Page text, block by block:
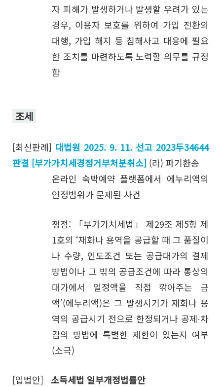
자 피해가 발생하거나 발생할 우려가 있는
경우, 이용자 보호를 위하여 가입 전환의
대행, 가입 해지 등 침해사고 대응에 필요
한 조치를 마련하도록 노력할 의무를 규정
함
조세
[최신판례] 대법원 2025. 9. 11. 선고 2023두34644
판결 [부가가치세경정거부처분취소] (라) 파기환송
온라인 숙박예약 플랫폼에서 에누리액의
인정범위가 문제된 사건
쟁점: 「부가가치세법」 제29조 제5항 제
1호의 ‘재화나 용역을 공급할 때 그 품질이
나 수량, 인도조건 또는 공급대가의 결제
방법이나 그 밖의 공급조건에 따라 통상의
대가에서 일정액을 직접 깎아주는 금
액’(에누리액)은 그 발생시기가 재화나 용
역의 공급시기 전으로 한정되거나 공제∙차
감의 방법에 특별한 제한이 있는지 여부
(소극)
[입법안] 소득세법 일부개정법률안